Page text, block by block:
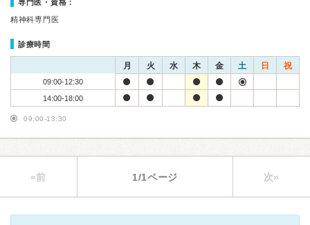
専門医・資格：
精神科専門医
診療時間
月 火 水 木 金 土 日 祝
09:00-12:30
14:00-18:00
09:00-13:30
«前 1/1ページ 次»